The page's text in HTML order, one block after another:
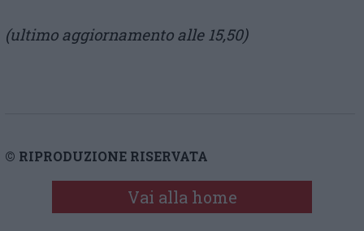
(ultimo aggiornamento alle 15,50)
© RIPRODUZIONE RISERVATA
Vai alla home